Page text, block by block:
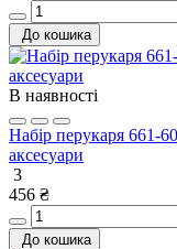
До кошика
В наявності
Набір перукаря 661-
аксесуари
3
456 ₴
До кошика